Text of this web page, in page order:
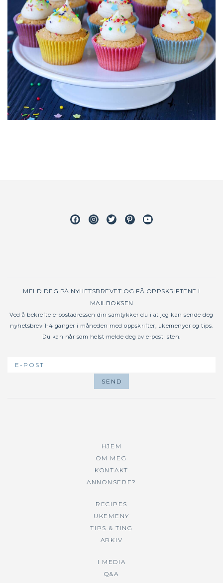
FacebookInstagram
TwitterPinterestYoutube
MELD DEG PÅ NYHETSBREVET OG FÅ OPPSKRIFTENE I
MAILBOKSEN
Ved å bekrefte e-postadressen din samtykker du i at jeg kan sende deg
nyhetsbrev 1-4 ganger i måneden med oppskrifter, ukemenyer og tips.
Du kan når som helst melde deg av e-postlisten.
HJEM
OM MEG
KONTAKT
ANNONSERE?
RECIPES
UKEMENY
TIPS & TING
ARKIV
I MEDIA
Q&A